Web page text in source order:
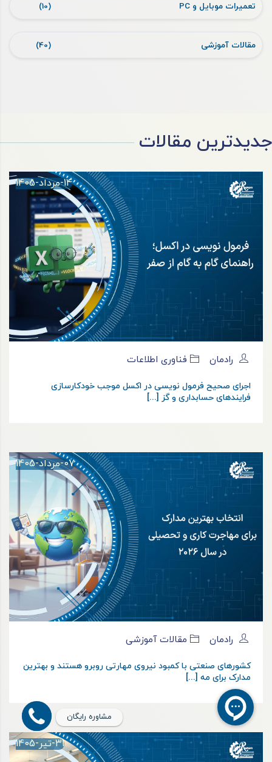
تعمیرات موبایل و PC (10)
مقالات آموزشی (40)
جدیدترین مقالات
14-مرداد-1405
رادمان فناوری اطلاعات
اجرای صحیح فرمول نویسی در اکسل موجب خودکارسازی
فرایندهای حسابداری و گز [...]
07-مرداد-1405
رادمان مقالات آموزشی
کشورهای صنعتی با کمبود نیروی مهارتی روبرو هستند و بهترین
مدارک برای مه [...]
31-تیر-1405
مشاوره رایگان